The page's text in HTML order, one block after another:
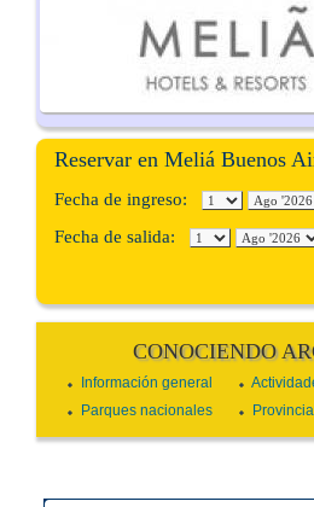
Reservar en Meliá Buenos
Fecha de ingreso:
Fecha de salida:
CONOCIENDO
Información general
Parques nacionales